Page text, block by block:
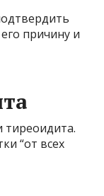
причину и
тиреоидита.
“от всех